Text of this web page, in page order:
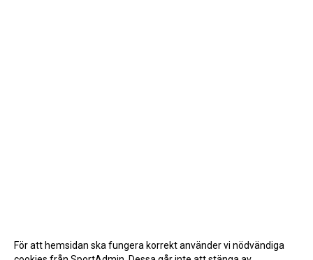
För att hemsidan ska fungera korrekt använder vi nödvändiga